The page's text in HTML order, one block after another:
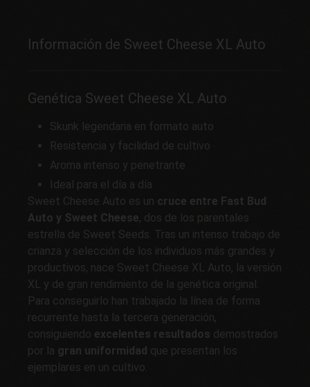
Información de Sweet Cheese XL Auto
Genética Sweet Cheese XL Auto
Skunk legendaria en formato auto
Resistencia y facilidad de cultivo
Aroma intenso y penetrante
Ideal para el día a día
Sweet Cheese Auto es un cruce entre Fast Bud
Auto y Sweet Cheese, dos de los parentales
estrella de Sweet Seeds. Tras un intenso trabajo de
crianza y selección de los individuos más grandes y
productivos, nace Sweet Cheese XL Auto, la versión
XL y de gran rendimiento de la genética original.
Para conseguirlo han trabajado la línea de forma
recurrente hasta la tercera generación,
consiguiendo excelentes resultados demostrados
por la gran uniformidad que presentan los
ejemplares en un cultivo.